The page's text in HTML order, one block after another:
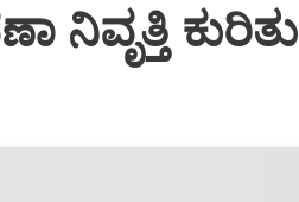
ನಿವೃತ್ತಿ ಕುರಿತು